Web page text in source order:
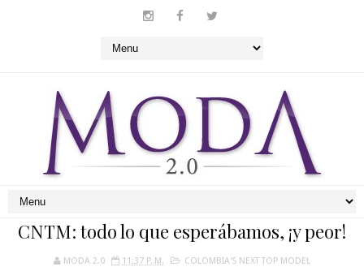
CNTM: todo lo que esperábamos, ¡y peor!
MODA 2.0 11:37 P. M. COLOMBIA'S NEXT TOP MODEL